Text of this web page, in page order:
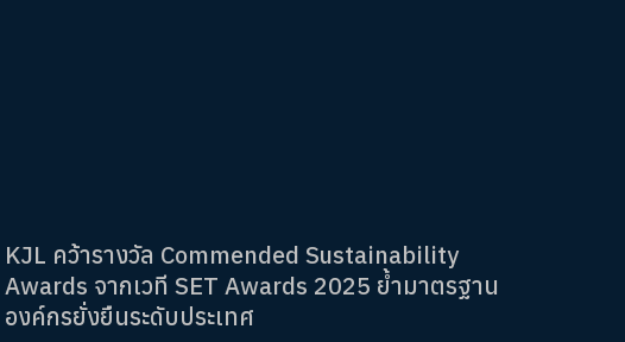
KJL คว้ารางวัล Commended Sustainability
Awards จากเวที SET Awards 2025 ย้ำมาตรฐาน
องค์กรยั่งยืนระดับประเทศ